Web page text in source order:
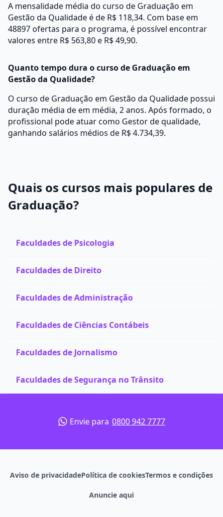
A mensalidade média do curso de Graduação em
Gestão da Qualidade é de R$ 118,34. Com base em
48897 ofertas para o programa, é possível encontrar
valores entre R$ 563,80 e R$ 49,90.
Quanto tempo dura o curso de Graduação em
Gestão da Qualidade?
O curso de Graduação em Gestão da Qualidade possui
duração média de em média, 2 anos. Após formado, o
profissional pode atuar como Gestor de qualidade,
ganhando salários médios de R$ 4.734,39.
Quais os cursos mais populares de
Graduação?
Faculdades de Psicologia
Faculdades de Direito
Faculdades de Administração
Faculdades de Ciências Contábeis
Faculdades de Jornalismo
Faculdades de Segurança no Trânsito
Envie para 0800 942 7777
Aviso de privacidadePolítica de cookiesTermos e condições
Anuncie aqui